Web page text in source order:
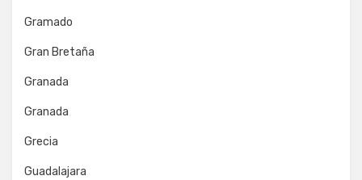
Gramado
Gran Bretaña
Granada
Granada
Grecia
Guadalajara